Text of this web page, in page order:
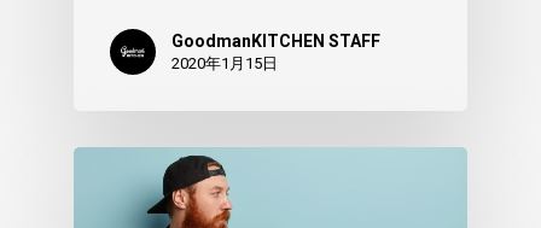
GoodmanKITCHEN STAFF
2020年1月15日